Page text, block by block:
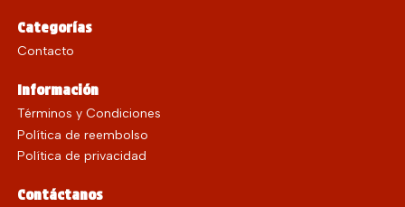
Categorías
Contacto
Información
Términos y Condiciones
Política de reembolso
Política de privacidad
Contáctanos